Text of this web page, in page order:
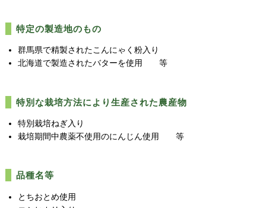
特定の製造地のもの
群馬県で精製されたこんにゃく粉入り
北海道で製造されたバターを使用 等
特別な栽培方法により生産された農産物
特別栽培ねぎ入り
栽培期間中農薬不使用のにんじん使用 等
品種名等
とちおとめ使用